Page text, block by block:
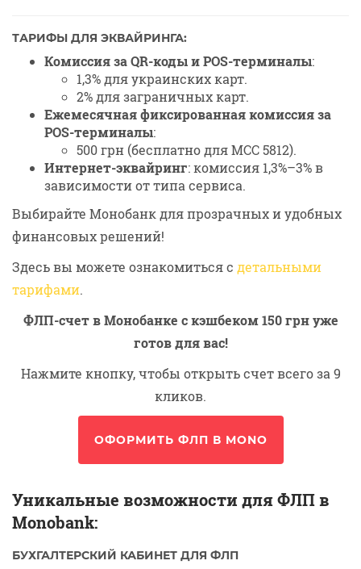
ТАРИФЫ ДЛЯ ЭКВАЙРИНГА:
Комиссия за QR-коды и POS-терминалы:
1,3% для украинских карт.
2% для заграничных карт.
Ежемесячная фиксированная комиссия за
POS-терминалы:
500 грн (бесплатно для МСС 5812).
Интернет-эквайринг: комиссия 1,3%–3% в
зависимости от типа сервиса.
Выбирайте Монобанк для прозрачных и удобных
финансовых решений!
Здесь вы можете ознакомиться с детальными
тарифами.
ФЛП-счет в Монобанке с кэшбеком 150 грн уже
готов для вас!
Нажмите кнопку, чтобы открыть счет всего за 9
кликов.
ОФОРМИТЬ ФЛП В MONO
Уникальные возможности для ФЛП в
Monobank:
БУХГАЛТЕРСКИЙ КАБИНЕТ ДЛЯ ФЛП